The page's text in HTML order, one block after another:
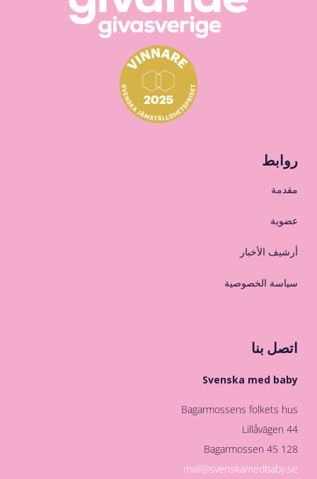
روابط
مقدمة
عضوية
أرشيف الأخبار
سياسة الخصوصية
اتصل بنا
Svenska med baby
Bagarmossens folkets hus
Lillåvägen 44
128 45 Bagarmossen
mail@svenskamedbaby.se